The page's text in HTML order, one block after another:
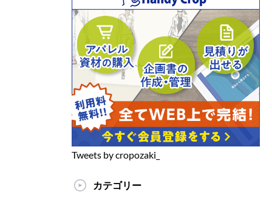
Tweets by cropozaki_
カテゴリー